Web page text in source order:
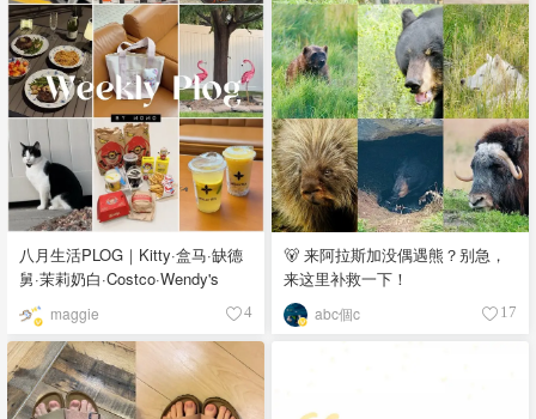
八月生活PLOG｜Kitty·盒马·缺德
舅·茉莉奶白·Costco·Wendy's
maggie 4
🐻 来阿拉斯加没偶遇熊？别急，
来这里补救一下！
abc個c 17